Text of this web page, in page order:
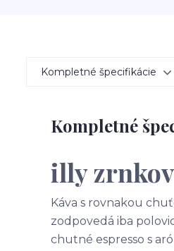
Kompletné špecifikácie
Kompletné
illy
Káva s rovnakou
zodpovedá iba
chutné espresso s